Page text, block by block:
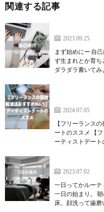
関連する記事
2023.09.25
まず始めにー 自
ず生まれとか育ち
ダラダラ書いて
2024.07.05
【フリーランス
ートのススメ 【
ーティストデー
2023.07.02
一日ってかルー
一日の始まり。
床。顔洗って歯